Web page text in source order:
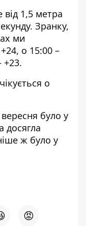
від 1,5 метра
Зранку,
ми
о 15:00 –
+23.
о
було у
досягла
ж було у
😡